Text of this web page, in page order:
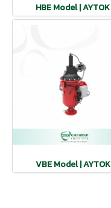
HBE Model | AYTOK
VBE Model | AYTOK